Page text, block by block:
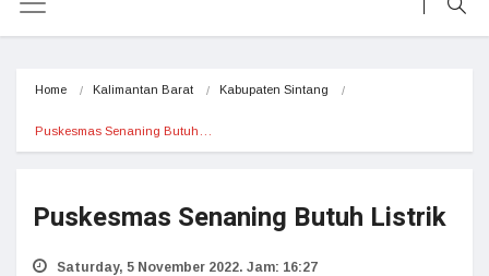
Home Kalimantan Barat Kabupaten Sintang
Puskesmas Senaning Butuh…
Puskesmas Senaning Butuh Listrik
Saturday, 5 November 2022. Jam: 16:27